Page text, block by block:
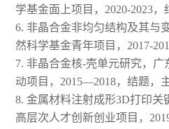
学基金面上项目，2020-2023，
6. 非晶合金非均匀结构及其与
然科学基金青年项目，2017-
7. 非晶合金核-壳单元研究，
动项目，2015—2018，结题，
8. 金属材料注射成形3D打印关
高层次人才创新创业项目，